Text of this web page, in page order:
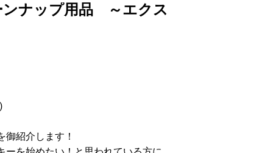
ンナップ用品 ～エクス
紹介します！